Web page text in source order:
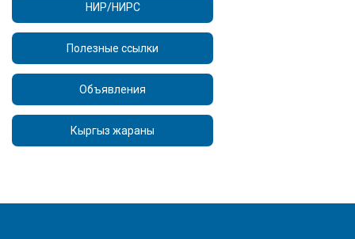
НИР/НИРС
Полезные ссылки
Объявления
Кыргыз жараны